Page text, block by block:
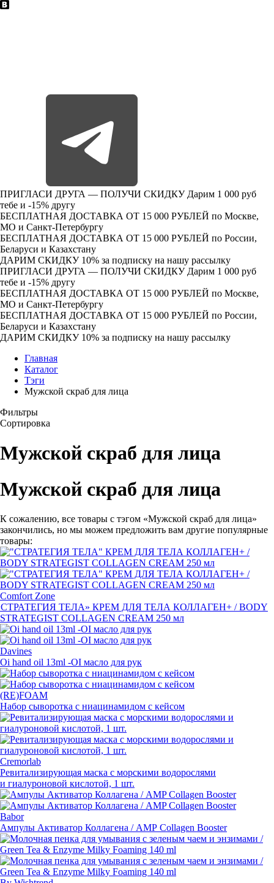
ПРИГЛАСИ ДРУГА — ПОЛУЧИ СКИДКУ Дарим 1 000 руб
тебе и -15% другу
БЕСПЛАТНАЯ ДОСТАВКА ОТ 15 000 РУБЛЕЙ по Москве,
МО и Санкт-Петербургу
БЕСПЛАТНАЯ ДОСТАВКА ОТ 15 000 РУБЛЕЙ по России,
Беларуси и Казахстану
ДАРИМ СКИДКУ 10% за подписку на нашу рассылку
ПРИГЛАСИ ДРУГА — ПОЛУЧИ СКИДКУ Дарим 1 000 руб
тебе и -15% другу
БЕСПЛАТНАЯ ДОСТАВКА ОТ 15 000 РУБЛЕЙ по Москве,
МО и Санкт-Петербургу
БЕСПЛАТНАЯ ДОСТАВКА ОТ 15 000 РУБЛЕЙ по России,
Беларуси и Казахстану
ДАРИМ СКИДКУ 10% за подписку на нашу рассылку
Главная
Каталог
Тэги
Мужской скраб для лица
Фильтры
Сортировка
Мужской скраб для лица
Мужской скраб для лица
К сожалению, все товары с тэгом «Мужской скраб для лица»
закончились, но мы можем предложить вам другие популярные
товары:
Comfort Zone
СТРАТЕГИЯ ТЕЛА» КРЕМ ДЛЯ ТЕЛА КОЛЛАГЕН+ / BODY
STRATEGIST COLLAGEN CREAM 250 мл
Davines
Oi hand oil 13ml -OI масло для рук
(RE)FOAM
Набор сыворотка с ниацинамидом с кейсом
Cremorlab
Ревитализирующая маска с морскими водорослями
и гиалуроновой кислотой, 1 шт.
Babor
Ампулы Активатор Коллагена / AMP Collagen Booster